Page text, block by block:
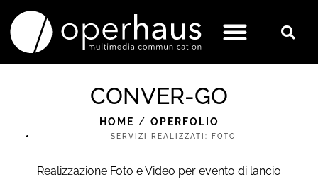
CONVER-GO
HOME / OPERFOLIO
SERVIZI REALIZZATI: FOTO
Realizzazione Foto e Video per evento di lancio